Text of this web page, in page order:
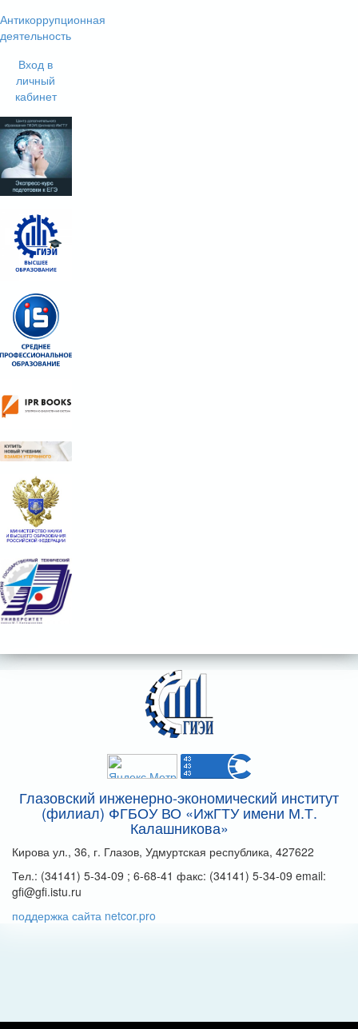
Антикоррупционная
деятельность
Вход в
личный
кабинет
Глазовский инженерно-экономический институт
(филиал) ФГБОУ ВО «ИжГТУ имени М.Т.
Калашникова»
Кирова ул., 36, г. Глазов, Удмуртская республика, 427622
Тел.: (34141) 5-34-09 ; 6-68-41 факс: (34141) 5-34-09 email:
gfi@gfi.istu.ru
поддержка сайта netcor.pro